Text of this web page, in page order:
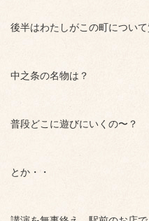
後半はわたしがこの町について
中之条の名物は？
普段どこに遊びにいくの〜？
とか・・